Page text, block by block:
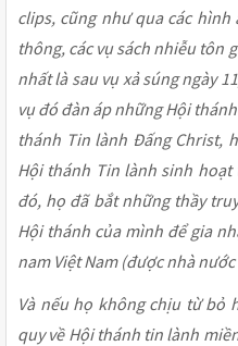
clips, cũng như qua các
thông, các vụ sách nhiễu tôn
nhất là sau vụ xả súng ngày
vụ đó đàn áp những Hội
thánh Tin lành Đấng Christ,
Hội thánh Tin lành sinh
đó, họ đã bắt những thầy
Hội thánh của mình để gia
nam Việt Nam (được nhà
Và nếu họ không chịu từ bỏ
quy về Hội thánh tin lành